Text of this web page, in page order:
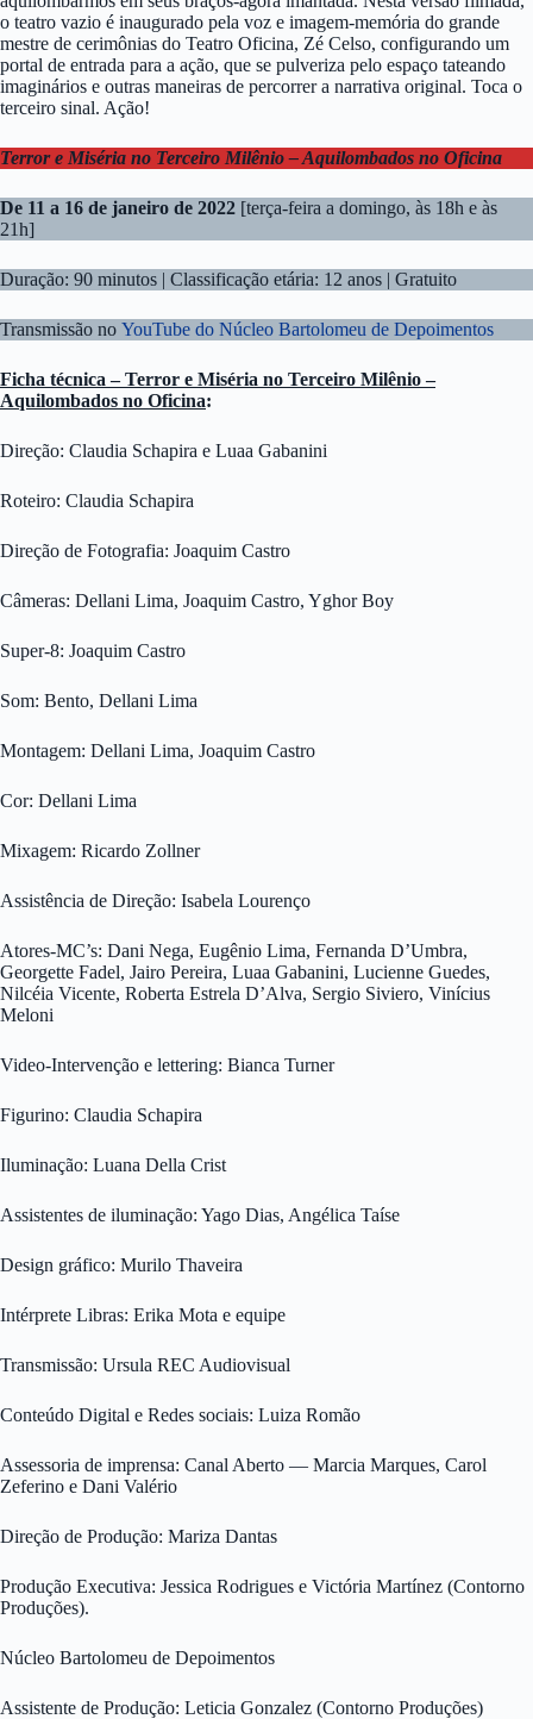
o teatro vazio é inaugurado pela voz e imagem-memória do grande
mestre de cerimônias do Teatro Oficina, Zé Celso, configurando um
portal de entrada para a ação, que se pulveriza pelo espaço tateando
imaginários e outras maneiras de percorrer a narrativa original. Toca o
terceiro sinal. Ação!
Terror e Miséria no Terceiro Milênio – Aquilombados no Oficina
De 11 a 16 de janeiro de 2022 [terça-feira a domingo, às 18h e às
21h]
Duração: 90 minutos | Classificação etária: 12 anos | Gratuito
Transmissão no YouTube do Núcleo Bartolomeu de Depoimentos
Ficha técnica – Terror e Miséria no Terceiro Milênio –
Aquilombados no Oficina:
Direção: Claudia Schapira e Luaa Gabanini
Roteiro: Claudia Schapira
Direção de Fotografia: Joaquim Castro
Câmeras: Dellani Lima, Joaquim Castro, Yghor Boy
Super-8: Joaquim Castro
Som: Bento, Dellani Lima
Montagem: Dellani Lima, Joaquim Castro
Cor: Dellani Lima
Mixagem: Ricardo Zollner
Assistência de Direção: Isabela Lourenço
Atores-MC’s: Dani Nega, Eugênio Lima, Fernanda D’Umbra,
Georgette Fadel, Jairo Pereira, Luaa Gabanini, Lucienne Guedes,
Nilcéia Vicente, Roberta Estrela D’Alva, Sergio Siviero, Vinícius
Meloni
Video-Intervenção e lettering: Bianca Turner
Figurino: Claudia Schapira
Iluminação: Luana Della Crist
Assistentes de iluminação: Yago Dias, Angélica Taíse
Design gráfico: Murilo Thaveira
Intérprete Libras: Erika Mota e equipe
Transmissão: Ursula REC Audiovisual
Conteúdo Digital e Redes sociais: Luiza Romão
Assessoria de imprensa: Canal Aberto — Marcia Marques, Carol
Zeferino e Dani Valério
Direção de Produção: Mariza Dantas
Produção Executiva: Jessica Rodrigues e Victória Martínez (Contorno
Produções).
Núcleo Bartolomeu de Depoimentos
Assistente de Produção: Leticia Gonzalez (Contorno Produções)